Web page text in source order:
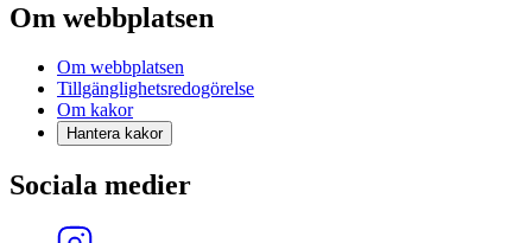
Om webbplatsen
Om webbplatsen
Tillgänglighetsredogörelse
Om kakor
Hantera kakor
Sociala medier